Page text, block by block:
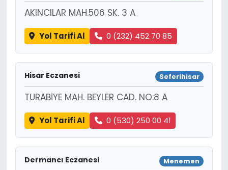
AKINCILAR MAH.506 SK. 3 A
Yol Tarifi Al 0 (232) 452 70 85
Hisar Eczanesi Seferihisar
TURABİYE MAH. BEYLER CAD. NO:8 A
Yol Tarifi Al 0 (530) 250 00 41
Dermancı Eczanesi Menemen